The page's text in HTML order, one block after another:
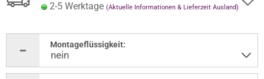
2-5 Werktage (Aktuelle Informationen & Lieferzeit Ausland)
Montageflüssigkeit: